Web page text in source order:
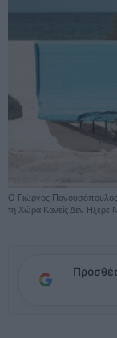
Ο Γιώργος Πανουσόπουλος
τη Χώρα Κανείς Δεν Ηξερε